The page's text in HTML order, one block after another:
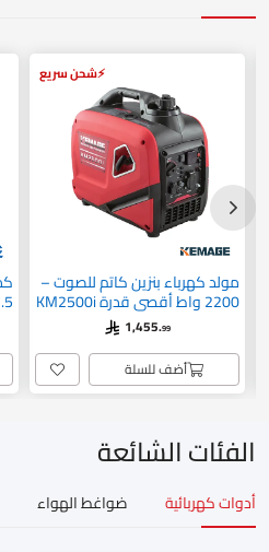
شحن سريع
مولد كهرباء بنزين كاتم للصوت –
2200 واط أقصى قدرة KM2500i
1,455.99
أضف للسلة
الفئات الشائعة
أدوات كهربائية ضواغط الهواء